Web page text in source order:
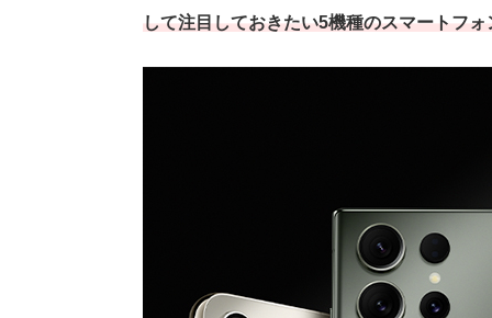
して注目しておきたい5機種のスマートフ